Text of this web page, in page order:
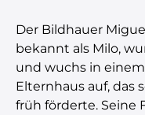
Der Bildhauer
bekannt als Milo,
und wuchs in
Elternhaus auf, das
früh förderte. Seine